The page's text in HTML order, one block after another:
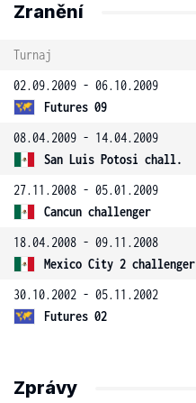
Zranění
Turnaj
02.09.2009 - 06.10.2009
Futures 09
08.04.2009 - 14.04.2009
San Luis Potosi chall.
27.11.2008 - 05.01.2009
Cancun challenger
18.04.2008 - 09.11.2008
Mexico City 2 challenger
30.10.2002 - 05.11.2002
Futures 02
Zprávy